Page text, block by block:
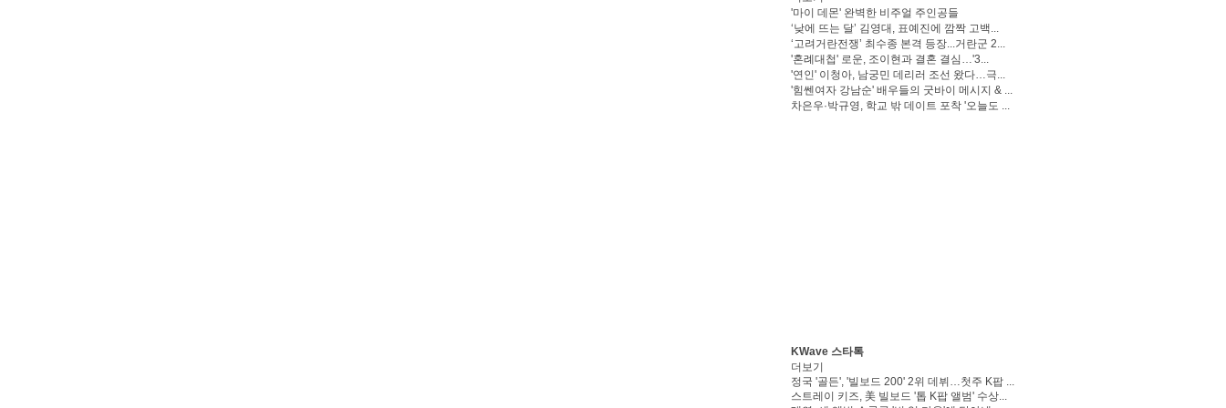
'마이 데몬' 완벽한 비주얼 주인공들
‘낮에 뜨는 달’ 김영대, 표예진에 깜짝 고백...
‘고려거란전쟁’ 최수종 본격 등장...거란군 2...
'혼례대첩' 로운, 조이현과 결혼 결심…'3...
'연인' 이청아, 남궁민 데리러 조선 왔다…극...
'힘쎈여자 강남순' 배우들의 굿바이 메시지 & ...
차은우·박규영, 학교 밖 데이트 포착 '오늘도 ...
KWave 스타톡
더보기
정국 '골든', '빌보드 200' 2위 데뷔…첫주 K팝 ...
스트레이 키즈, 美 빌보드 '톱 K팝 앨범' 수상...